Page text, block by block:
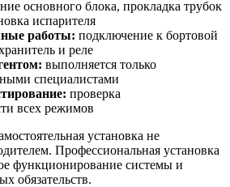
основного блока, прокладка трубок
испарителя
работы: подключение к бортовой
и реле
выполняется только
специалистами
проверка
всех режимов
установка не
Профессиональная установка
функционирование системы и
обязательств.